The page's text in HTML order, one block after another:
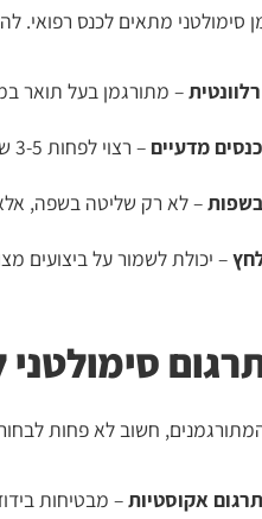
סימולטני מתאים לכנס רפואי.
– מתורגמן בעל תואר
מדעיים – רצוי לפחות 3-5 שנות ניסיון ספציפי בתחום
– לא רק שליטה בשפה,
– יכולת לשמור על ביצועים
חשוב לא פחות לבחור
אקוסטיות– מבטיחות